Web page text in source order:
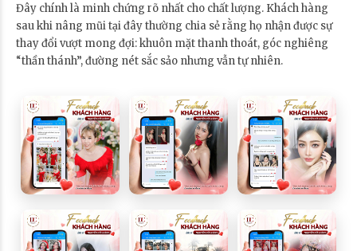
Đây chính là minh chứng rõ nhất cho chất lượng. Khách hàng
sau khi nâng mũi tại đây thường chia sẻ rằng họ nhận được sự
thay đổi vượt mong đợi: khuôn mặt thanh thoát, góc nghiêng
“thần thánh”, đường nét sắc sảo nhưng vẫn tự nhiên.